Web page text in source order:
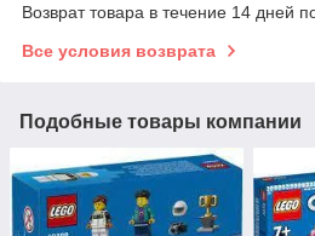
Возврат товара в течение 14 дней
Все условия возврата
Подобные товары компании